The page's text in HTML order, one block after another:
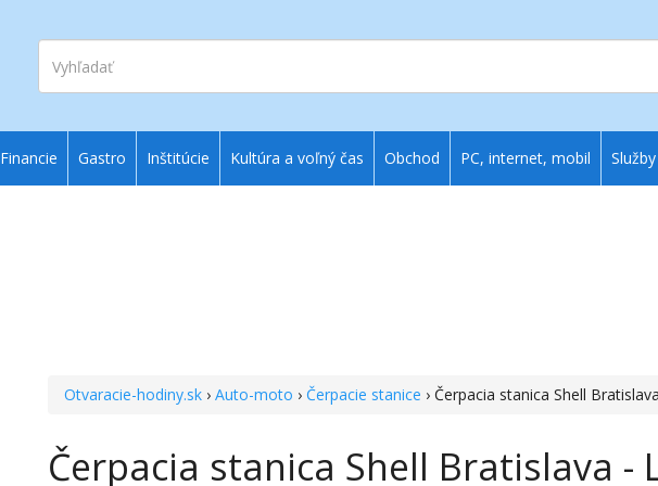
Vyhľadať
Otvaracie-hodiny.sk ›Auto-moto › Čerpacie stanice › Čerpacia stanica Shell
Čerpacia stanica Shell Bratislava -
Financie Gastro Inštitúcie Kultúra a voľný čas Obchod PC, internet, mobil Služby